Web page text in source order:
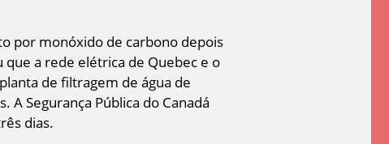
por monóxido de carbono depois
a rede elétrica de Quebec e o
de filtragem de água de
Segurança Pública do Canadá
dias.